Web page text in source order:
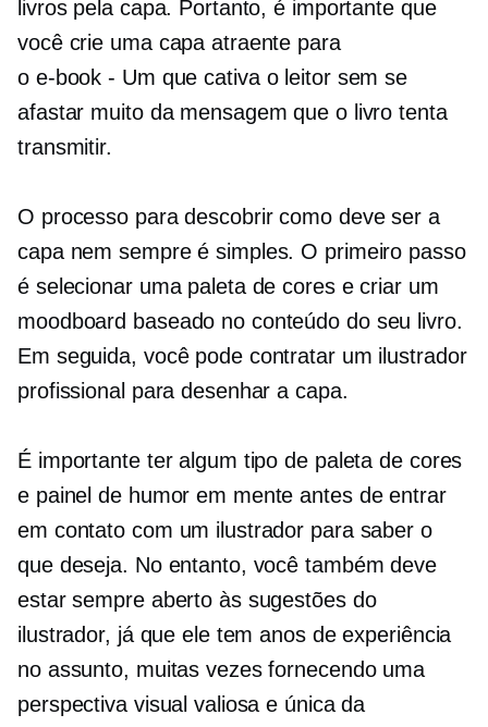
livros pela capa. Portanto, é importante que
você crie uma capa atraente para
o e-book - Um que cativa o leitor sem se
afastar muito da mensagem que o livro tenta
transmitir.
O processo para descobrir como deve ser a
capa nem sempre é simples. O primeiro passo
é selecionar uma paleta de cores e criar um
moodboard baseado no conteúdo do seu livro.
Em seguida, você pode contratar um ilustrador
profissional para desenhar a capa.
É importante ter algum tipo de paleta de cores
e painel de humor em mente antes de entrar
em contato com um ilustrador para saber o
que deseja. No entanto, você também deve
estar sempre aberto às sugestões do
ilustrador, já que ele tem anos de experiência
no assunto, muitas vezes fornecendo uma
perspectiva visual valiosa e única da